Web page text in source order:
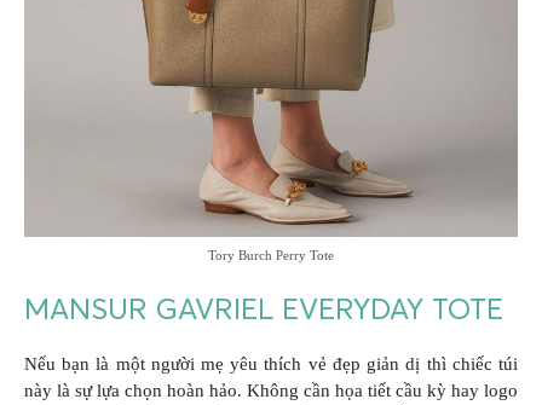
Tory Burch Perry Tote
MANSUR GAVRIEL EVERYDAY TOTE
Nếu bạn là một người mẹ yêu thích vẻ đẹp giản dị thì chiếc túi
này là sự lựa chọn hoàn hảo. Không cần họa tiết cầu kỳ hay logo